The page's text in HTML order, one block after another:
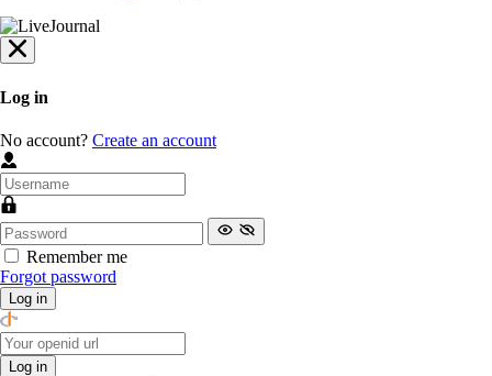
Log in
No account? Create an account
Remember me
Forgot password
Log in
Log in